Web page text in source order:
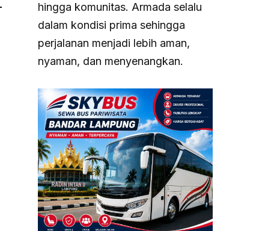
hingga komunitas. Armada selalu
dalam kondisi prima sehingga
perjalanan menjadi lebih aman,
nyaman, dan menyenangkan.